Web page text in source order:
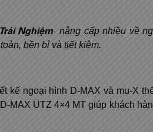
Nghiệm nâng cấp nhiều về
bền bỉ và tiết kiệm.
kế ngoại hình D-MAX và mu-X
MAX UTZ 4×4 MT giúp khách